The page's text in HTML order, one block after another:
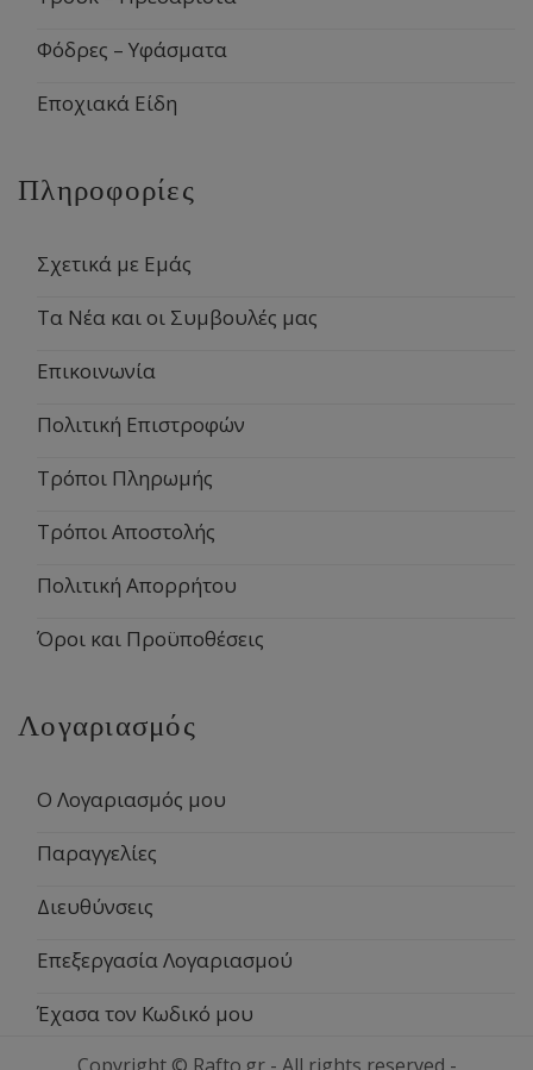
Φόδρες – Υφάσματα
Εποχιακά Είδη
Πληροφορίες
Σχετικά με Εμάς
Τα Νέα και οι Συμβουλές μας
Επικοινωνία
Πολιτική Επιστροφών
Τρόποι Πληρωμής
Τρόποι Αποστολής
Πολιτική Απορρήτου
Όροι και Προϋποθέσεις
Λογαριασμός
Ο Λογαριασμός μου
Παραγγελίες
Διευθύνσεις
Επεξεργασία Λογαριασμού
Έχασα τον Κωδικό μου